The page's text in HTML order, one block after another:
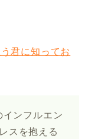
君に知ってお
ンフルエン
スを抱える